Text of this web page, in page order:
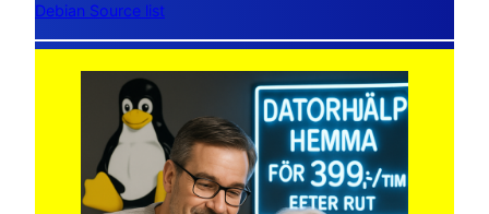
Debian Source list